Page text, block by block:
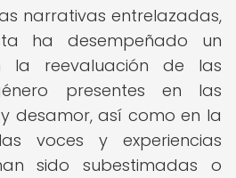
narrativas entrelazadas,
ha desempeñado un
la reevaluación de las
presentes en las
desamor, así como en la
voces y experiencias
sido subestimadas o